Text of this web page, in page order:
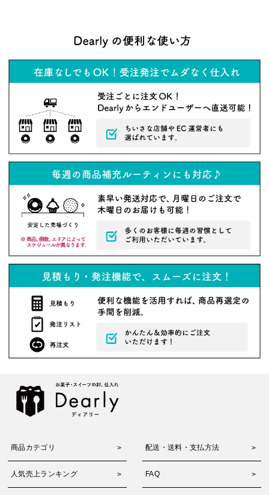
商品カテゴリ 配送・送料・支払方法
人気売上ランキング FAQ